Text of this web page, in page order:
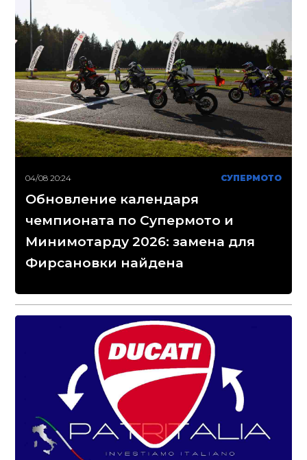
04/08 20:24 СУПЕРМОТО
Обновление календаря
чемпионата по Супермото и
Минимотарду 2026: замена для
Фирсановки найдена